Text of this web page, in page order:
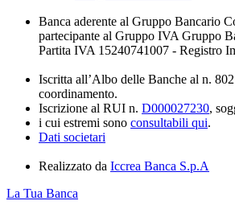
Banca aderente al Gruppo Bancario
partecipante al Gruppo IVA Gruppo
Partita IVA 15240741007 - Registro
Iscritta all’Albo delle Banche al n.
coordinamento.
Iscrizione al RUI n. D000027230,
i cui estremi sono consultabili qui.
Dati societari
Realizzato da Iccrea Banca S.p.A
La Tua Banca